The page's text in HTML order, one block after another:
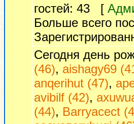
гостей: 43 [
Больше всего
Сегодня день
(46), aishagy69
anqerihut (47),
avibilf (42),
(44), Barryacect